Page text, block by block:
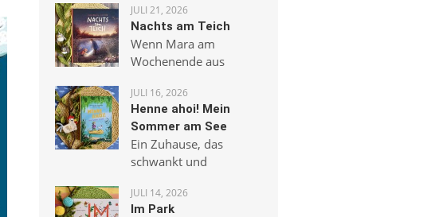
JULI 21, 2026
Nachts am Teich
Wenn Mara am
Wochenende aus
JULI 16, 2026
Henne ahoi! Mein
Sommer am See
Ein Zuhause, das
schwankt und
JULI 14, 2026
Im Park